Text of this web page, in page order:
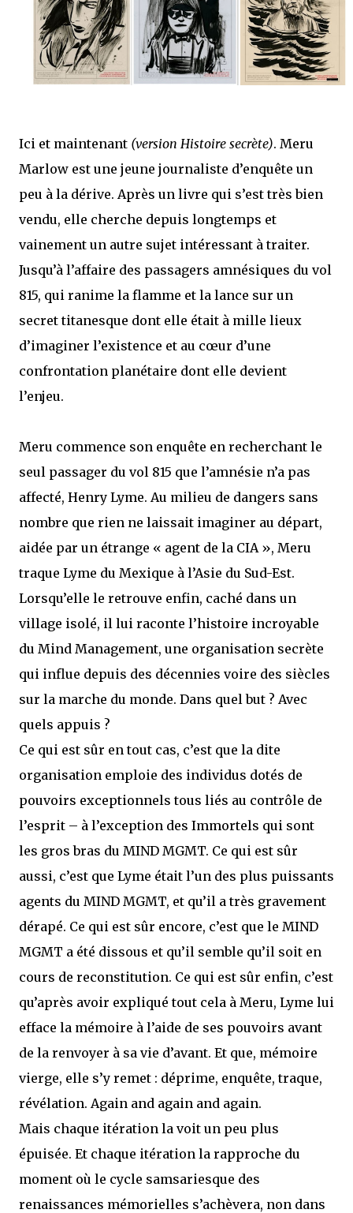
mettre sous tous les yeux. C'est cela...
Ici et maintenant (version Histoire secrète). Meru
Marlow est une jeune journaliste d’enquête un
peu à la dérive. Après un livre qui s’est très bien
vendu, elle cherche depuis longtemps et
vainement un autre sujet intéressant à traiter.
Jusqu’à l’affaire des passagers amnésiques du vol
815, qui ranime la flamme et la lance sur un
secret titanesque dont elle était à mille lieux
d’imaginer l’existence et au cœur d’une
confrontation planétaire dont elle devient
l’enjeu.
Meru commence son enquête en recherchant le
seul passager du vol 815 que l’amnésie n’a pas
affecté, Henry Lyme. Au milieu de dangers sans
nombre que rien ne laissait imaginer au départ,
aidée par un étrange « agent de la CIA », Meru
traque Lyme du Mexique à l’Asie du Sud-Est.
Lorsqu’elle le retrouve enfin, caché dans un
village isolé, il lui raconte l’histoire incroyable
du Mind Management, une organisation secrète
qui influe depuis des décennies voire des siècles
sur la marche du monde. Dans quel but ? Avec
quels appuis ?
Ce qui est sûr en tout cas, c’est que la dite
organisation emploie des individus dotés de
pouvoirs exceptionnels tous liés au contrôle de
l’esprit – à l’exception des Immortels qui sont
les gros bras du MIND MGMT. Ce qui est sûr
aussi, c’est que Lyme était l’un des plus puissants
agents du MIND MGMT, et qu’il a très gravement
dérapé. Ce qui est sûr encore, c’est que le MIND
MGMT a été dissous et qu’il semble qu’il soit en
cours de reconstitution. Ce qui est sûr enfin, c’est
qu’après avoir expliqué tout cela à Meru, Lyme lui
efface la mémoire à l’aide de ses pouvoirs avant
de la renvoyer à sa vie d’avant. Et que, mémoire
vierge, elle s’y remet : déprime, enquête, traque,
révélation. Again and again and again.
Mais chaque itération la voit un peu plus
épuisée. Et chaque itération la rapproche du
moment où le cycle samsariesque des
renaissances mémorielles s’achèvera, non dans